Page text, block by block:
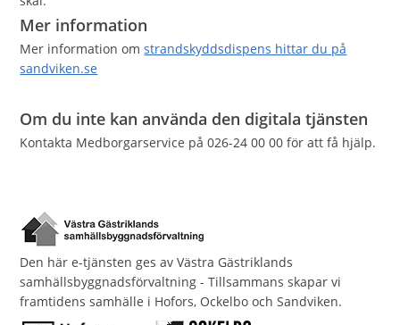
Mer information
Mer information omstrandskyddsdispens hittar du på
sandviken.se
Om du inte kan använda den digitala tjänsten
Kontakta Medborgarservice på 026-24 00 00 för att få hjälp.
Den här e-tjänsten ges av Västra Gästriklands
samhällsbyggnadsförvaltning - Tillsammans skapar vi
framtidens samhälle i Hofors, Ockelbo och Sandviken.